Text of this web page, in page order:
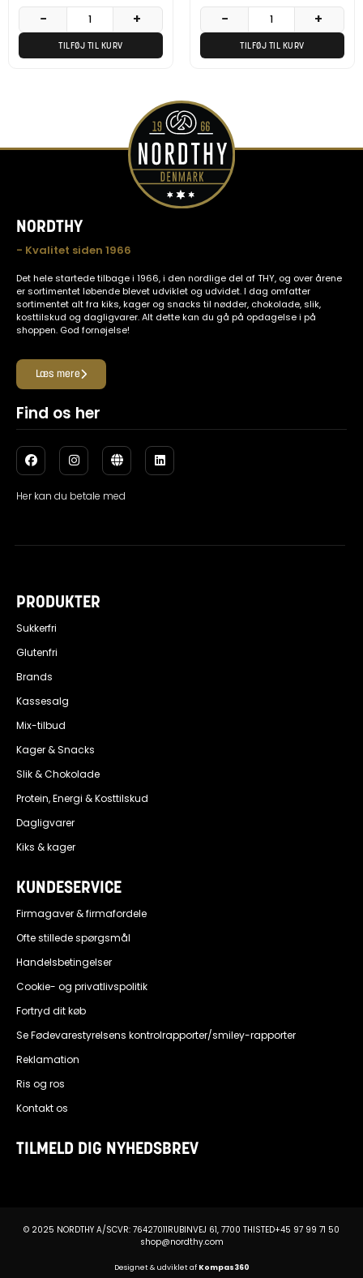
− +
TILFØJ TIL KURV
− +
TILFØJ TIL KURV
NORDTHY
- Kvalitet siden 1966
Det hele startede tilbage i 1966, i den nordlige del af THY, og over årene
er sortimentet løbende blevet udviklet og udvidet. I dag omfatter
sortimentet alt fra kiks, kager og snacks til nødder, chokolade, slik,
kosttilskud og dagligvarer. Alt dette kan du gå på opdagelse i på
shoppen. God fornøjelse!
Læs mere
Find os her
Her kan du betale med
PRODUKTER
Sukkerfri
Glutenfri
Brands
Kassesalg
Mix-tilbud
Kager & Snacks
Slik & Chokolade
Protein, Energi & Kosttilskud
Dagligvarer
Kiks & kager
KUNDESERVICE
Firmagaver & firmafordele
Ofte stillede spørgsmål
Handelsbetingelser
Cookie- og privatlivspolitik
Fortryd dit køb
Se Fødevarestyrelsens kontrolrapporter/smiley-rapporter
Reklamation
Ris og ros
Kontakt os
TILMELD DIG NYHEDSBREV
© 2025 NORDTHY A/SCVR: 76427011RUBINVEJ 61, 7700 THISTED+45 97 99 71 50
shop@nordthy.com
Designet & udviklet af Kompas360